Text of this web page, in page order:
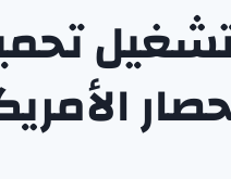
تشغيل